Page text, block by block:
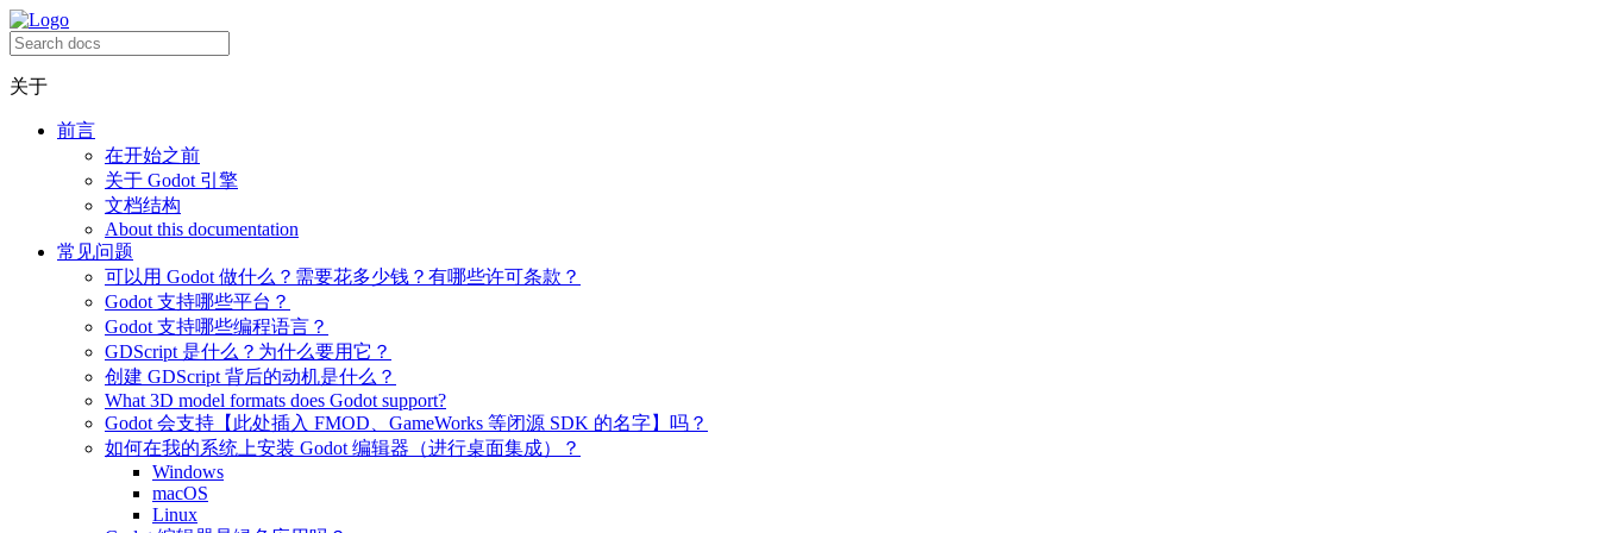
关于
前言
在开始之前
关于 Godot 引擎
文档结构
About this documentation
常见问题
可以用 Godot 做什么？需要花多少钱？有哪些许可条款？
Godot 支持哪些平台？
Godot 支持哪些编程语言？
GDScript 是什么？为什么要用它？
创建 GDScript 背后的动机是什么？
What 3D model formats does Godot support?
Godot 会支持【此处插入 FMOD、GameWorks 等闭源 SDK 的名字】吗？
如何在我的系统上安装 Godot 编辑器（进行桌面集成）？
Windows
macOS
Linux